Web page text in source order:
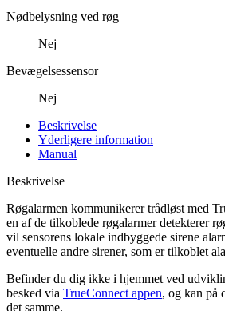
Nødbelysning ved røg
Nej
Bevægelsessensor
Nej
Beskrivelse
Yderligere information
Manual
Beskrivelse
Røgalarmen kommunikerer trådløst med
en af de tilkoblede røgalarmer detekterer
vil sensorens lokale indbyggede sirene
eventuelle andre sirener, som er tilkoblet
Befinder du dig ikke i hjemmet ved
besked via TrueConnect appen, og kan på
det samme.